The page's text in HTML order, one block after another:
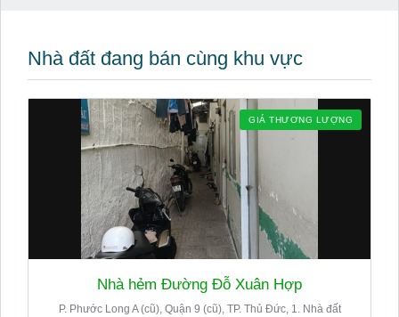
Nhà đất đang bán cùng khu vực
GIÁ THƯƠNG LƯỢNG
Nhà hẻm Đường Đỗ Xuân Hợp
P. Phước Long A (cũ), Quận 9 (cũ), TP. Thủ Đức, 1. Nhà đất